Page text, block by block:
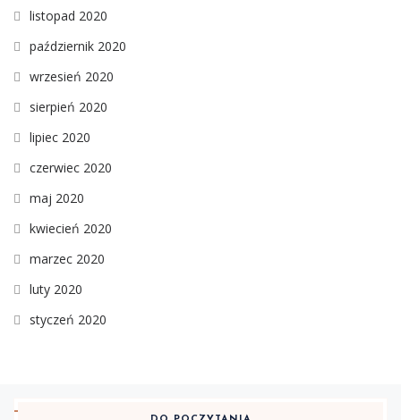
listopad 2020
październik 2020
wrzesień 2020
sierpień 2020
lipiec 2020
czerwiec 2020
maj 2020
kwiecień 2020
marzec 2020
luty 2020
styczeń 2020